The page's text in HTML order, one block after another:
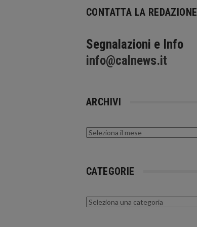
CONTATTA LA REDAZIONE
Segnalazioni e Info
info@calnews.it
ARCHIVI
Archivi
CATEGORIE
Categorie